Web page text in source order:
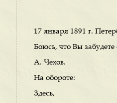
17 января 1891 г.
Боюсь, что Вы
А. Чехов.
На обороте:
Здесь,